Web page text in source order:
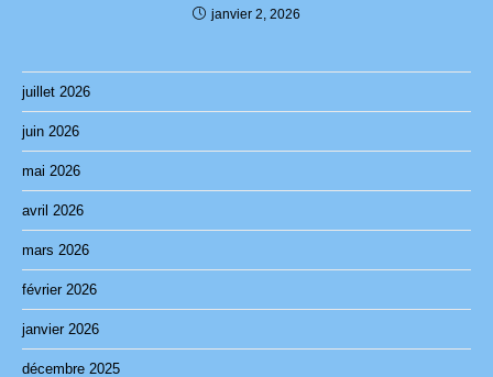
janvier 2, 2026
juillet 2026
juin 2026
mai 2026
avril 2026
mars 2026
février 2026
janvier 2026
décembre 2025